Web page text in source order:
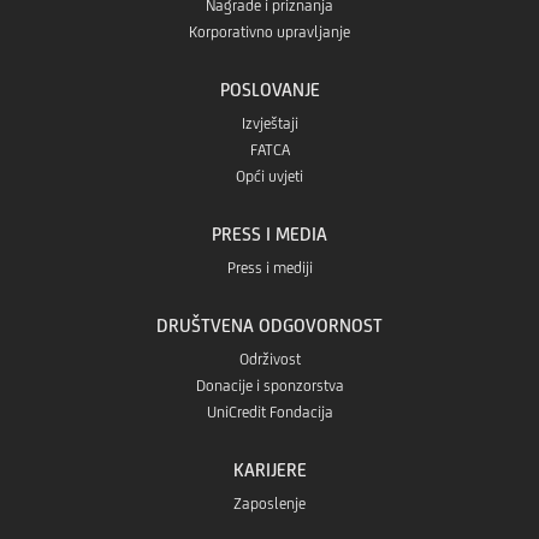
Nagrade i priznanja
Korporativno upravljanje
POSLOVANJE
Izvještaji
FATCA
Opći uvjeti
PRESS I MEDIA
Press i mediji
DRUŠTVENA ODGOVORNOST
Održivost
Donacije i sponzorstva
UniCredit Fondacija
KARIJERE
Zaposlenje